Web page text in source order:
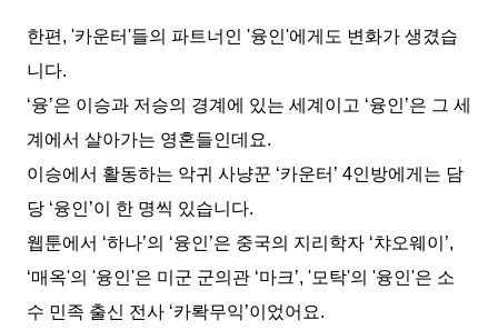
한편 , '카운터'들의 파트너인 '융인'에게도 변화가 생겼습
니다.
‘융’은 이승과 저승의 경계에 있는 세계이고 ‘융인’은 그 세
계에서 살아가는 영혼들인데요.
이승에서 활동하는 악귀 사냥꾼 ‘카운터 ’ 4인방에게는 담
당 ‘융인’이 한 명씩 있습니다.
웹툰에서 ‘하나’의 ‘융인’은 중국의 지리학자 ‘챠오웨이 ’,
‘매옥'의 '융인'은 미군 군의관 ‘마크’, '모탁'의 '융인'은 소
수 민족 출신 전사 ‘카롹무익’이었어요.